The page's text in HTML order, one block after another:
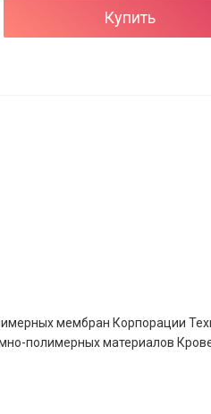
Купить
мембран Корпорации
полимерных материалов